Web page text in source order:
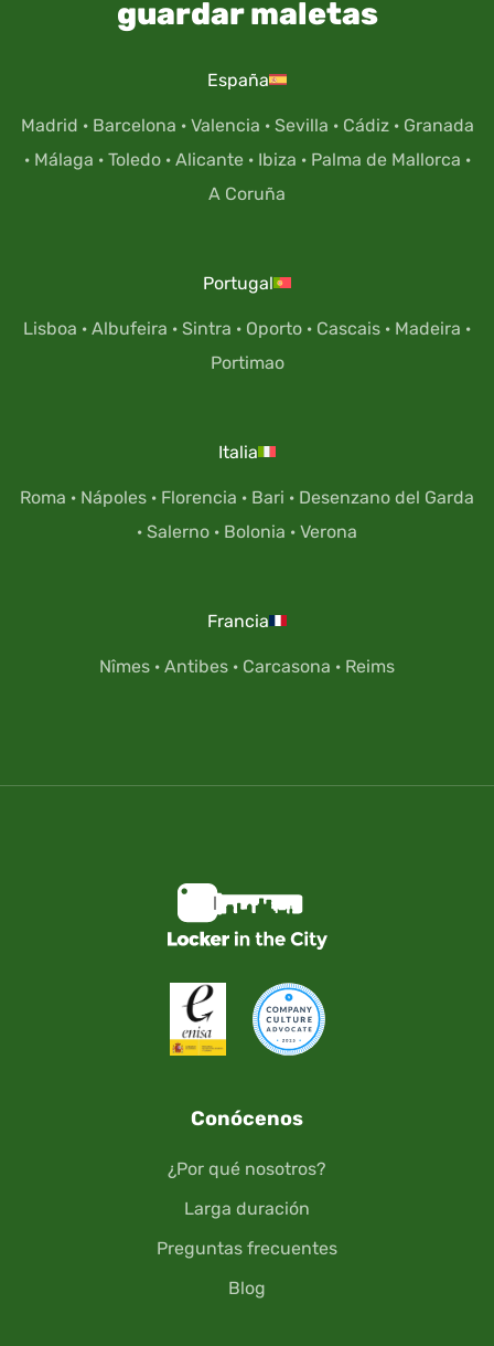
guardar maletas
España
Madrid · Barcelona · Valencia · Sevilla · Cádiz· Granada
· Málaga · Toledo· Alicante· Ibiza · Palma de Mallorca ·
A Coruña
Portugal
Lisboa · Albufeira · Sintra · Oporto · Cascais · Madeira ·
Portimao
Italia
Roma · Nápoles · Florencia · Bari · Desenzano del Garda
· Salerno · Bolonia · Verona
Francia
Nîmes · Antibes · Carcasona · Reims
Conócenos
¿Por qué nosotros?
Larga duración
Preguntas frecuentes
Blog